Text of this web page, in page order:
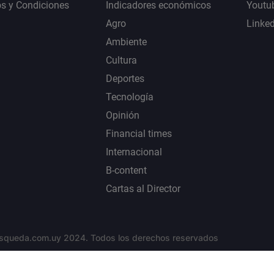
y Condiciones
Indicadores económicos
Agro
Ambiente
Cultura
Deportes
Tecnología
Opinión
Financial times
Internacional
B-content
Cartas al Director
2024. Todos los derechos reservados